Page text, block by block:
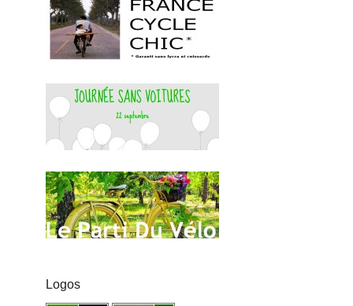
Logos